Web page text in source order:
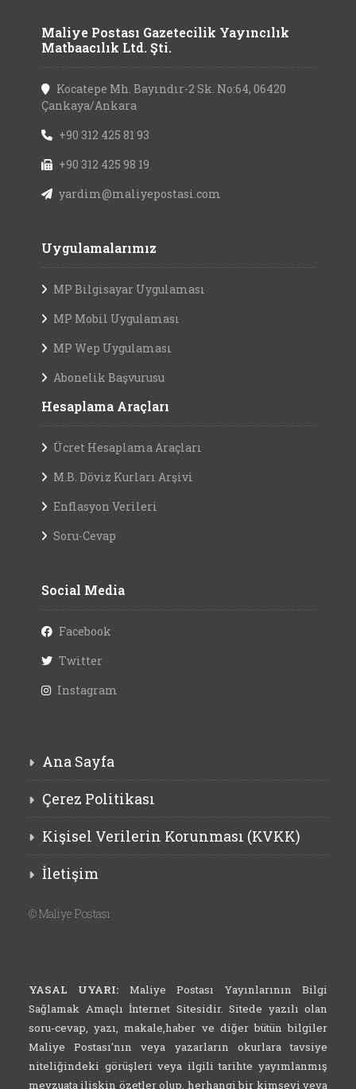
Maliye Postası Gazetecilik Yayıncılık
Matbaacılık Ltd. Şti.
Kocatepe Mh. Bayındır-2 Sk. No:64, 06420
Çankaya/Ankara
+90 312 425 81 93
+90 312 425 98 19
yardim@maliyepostasi.com
Uygulamalarımız
MP Bilgisayar Uygulaması
MP Mobil Uygulaması
MP Wep Uygulaması
Abonelik Başvurusu
Hesaplama Araçları
Ücret Hesaplama Araçları
M.B. Döviz Kurları Arşivi
Enflasyon Verileri
Soru-Cevap
Social Media
Facebook
Twitter
Instagram
Ana Sayfa
Çerez Politikası
Kişisel Verilerin Korunması (KVKK)
İletişim
©Maliye Postası
YASAL UYARI: Maliye Postası Yayınlarının Bilgi
Sağlamak Amaçlı İnternet Sitesidir. Sitede yazılı olan
soru-cevap, yazı, makale,haber ve diğer bütün bilgiler
Maliye Postası'nın veya yazarların okurlara tavsiye
niteliğindeki görüşleri veya ilgili tarihte yayımlanmış
mevzuata ilişkin özetler olup, herhangi bir kimseyi veya